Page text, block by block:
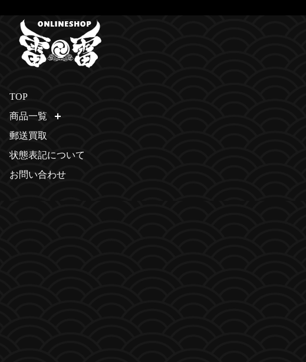
TOP
商品一覧
郵送買取
状態表記について
お問い合わせ